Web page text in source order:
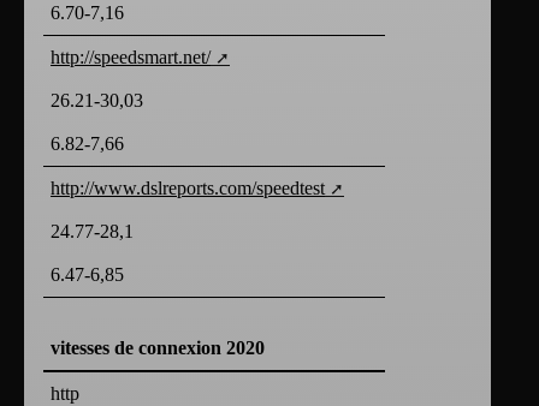
6.70-7,16
http://speedsmart.net/
26.21-30,03
6.82-7,66
http://www.dslreports.com/speedtest
24.77-28,1
6.47-6,85
vitesses de connexion 2020
http